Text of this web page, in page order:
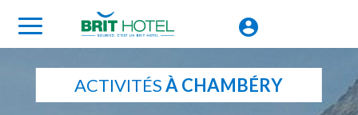
ACTIVITÉSÀ CHAMBÉRY